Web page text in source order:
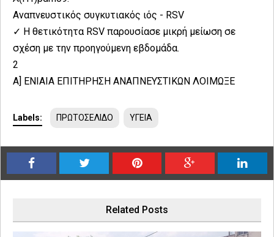
Αναπνευστικός συγκυτιακός ιός - RSV
✓ H θετικότητα RSV παρουσίασε μικρή μείωση σε
σχέση με την προηγούμενη εβδομάδα.
2
Α] ΕΝΙΑΙΑ ΕΠΙΤΗΡΗΣΗ ΑΝΑΠΝΕΥΣΤΙΚΩΝ ΛΟΙΜΩΞΕ
Labels: ΠΡΩΤΟΣΕΛΙΔΟ ΥΓΕΙΑ
Related Posts